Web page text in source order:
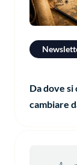
Da dove si
cambiare